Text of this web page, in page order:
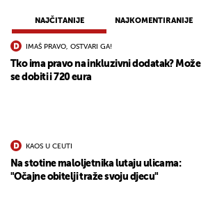
NAJČITANIJE NAJKOMENTIRANIJE
IMAŠ PRAVO, OSTVARI GA!
Tko ima pravo na inkluzivni dodatak? Može
se dobiti i 720 eura
KAOS U CEUTI
Na stotine maloljetnika lutaju ulicama:
"Očajne obitelji traže svoju djecu"